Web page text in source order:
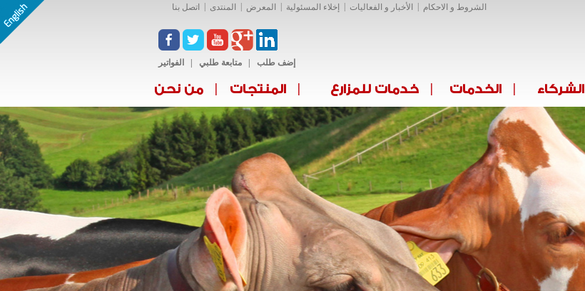
Jump to Navigation
الشروط و الاحكام‎ الأخبار و الفعاليات إخلاء المسئولية المعرض المنتدى اتصل بنا
إضف طلب متابعة طلبي الفواتير
من نحن المنتجات خدمات للمزارع الخدمات الشركاء